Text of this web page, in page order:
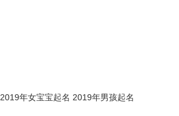
2019年女宝宝起名 2019年男孩起名